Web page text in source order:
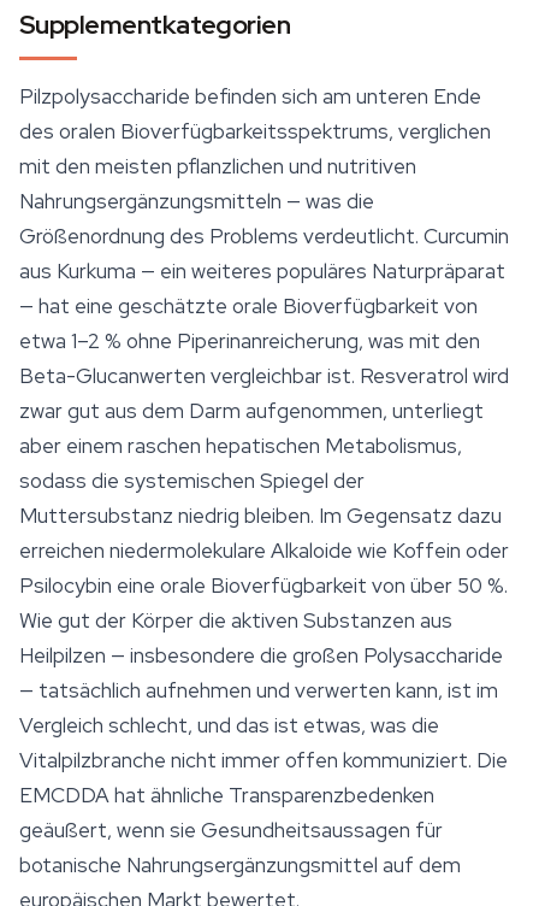
Supplementkategorien
Pilzpolysaccharide befinden sich am unteren Ende
des oralen Bioverfügbarkeitsspektrums, verglichen
mit den meisten pflanzlichen und nutritiven
Nahrungsergänzungsmitteln — was die
Größenordnung des Problems verdeutlicht. Curcumin
aus Kurkuma — ein weiteres populäres Naturpräparat
— hat eine geschätzte orale Bioverfügbarkeit von
etwa 1–2 % ohne Piperinanreicherung, was mit den
Beta-Glucanwerten vergleichbar ist. Resveratrol wird
zwar gut aus dem Darm aufgenommen, unterliegt
aber einem raschen hepatischen Metabolismus,
sodass die systemischen Spiegel der
Muttersubstanz niedrig bleiben. Im Gegensatz dazu
erreichen niedermolekulare Alkaloide wie Koffein oder
Psilocybin eine orale Bioverfügbarkeit von über 50 %.
Wie gut der Körper die aktiven Substanzen aus
Heilpilzen — insbesondere die großen Polysaccharide
— tatsächlich aufnehmen und verwerten kann, ist im
Vergleich schlecht, und das ist etwas, was die
Vitalpilzbranche nicht immer offen kommuniziert. Die
EMCDDA hat ähnliche Transparenzbedenken
geäußert, wenn sie Gesundheitsaussagen für
botanische Nahrungsergänzungsmittel auf dem
europäischen Markt bewertet.